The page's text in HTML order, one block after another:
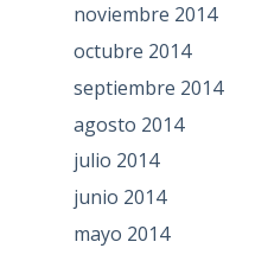
noviembre 2014
octubre 2014
septiembre 2014
agosto 2014
julio 2014
junio 2014
mayo 2014